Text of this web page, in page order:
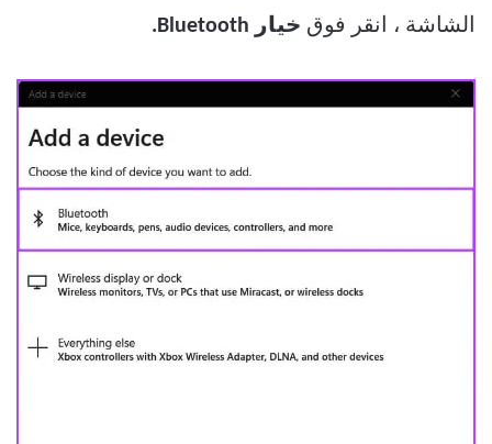
الشاشة ، انقر فوق خيار Bluetooth.